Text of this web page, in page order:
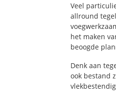
Veel
allround
het maken
beoogde
Denk aan
ook bestand